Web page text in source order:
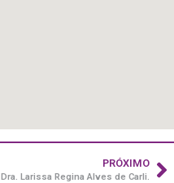
PRÓXIMO
Dra. Larissa Regina Alves de Carli.